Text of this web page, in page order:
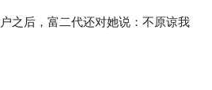
之后，富二代还对她说：不原谅我